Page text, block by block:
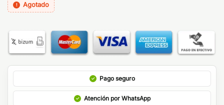
Agotado
Pago seguro
Atención por WhatsApp